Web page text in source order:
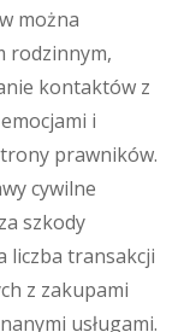
można
rodzinnym,
kontaktów z
i
prawników.
cywilne
szkody
liczba transakcji
z zakupami
usługami.